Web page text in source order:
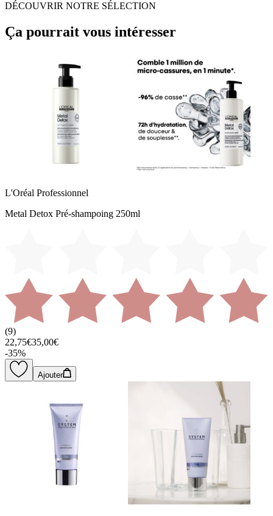
DÉCOUVRIR NOTRE SÉLECTION
Ça pourrait vous intéresser
L'Oréal Professionnel
Metal Detox Pré-shampoing 250ml
(9)
22,75€35,00€
-35%
Ajouter